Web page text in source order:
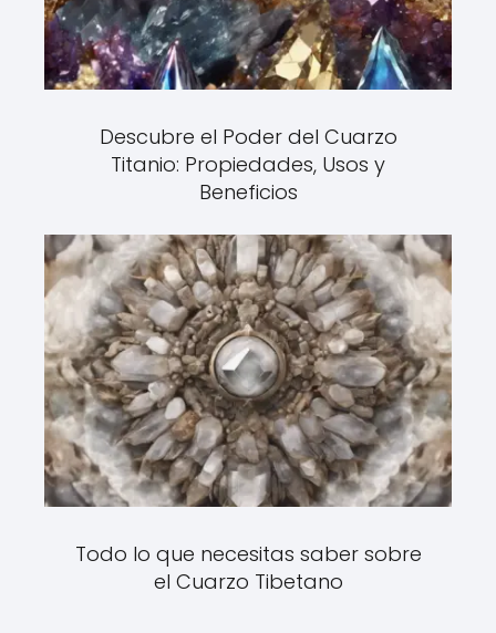
Descubre el Poder del Cuarzo
Titanio: Propiedades, Usos y
Beneficios
Todo lo que necesitas saber sobre
el Cuarzo Tibetano